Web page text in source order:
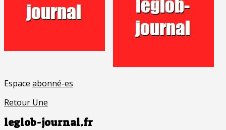
Espace abonné-es
Retour Une
leglob-journal.fr